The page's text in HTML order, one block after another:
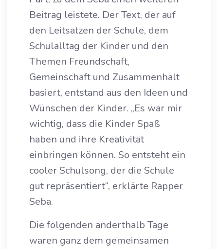
Beitrag leistete. Der Text, der auf
den Leitsätzen der Schule, dem
Schulalltag der Kinder und den
Themen Freundschaft,
Gemeinschaft und Zusammenhalt
basiert, entstand aus den Ideen und
Wünschen der Kinder. „Es war mir
wichtig, dass die Kinder Spaß
haben und ihre Kreativität
einbringen können. So entsteht ein
cooler Schulsong, der die Schule
gut repräsentiert“, erklärte Rapper
Seba.
Die folgenden anderthalb Tage
waren ganz dem gemeinsamen